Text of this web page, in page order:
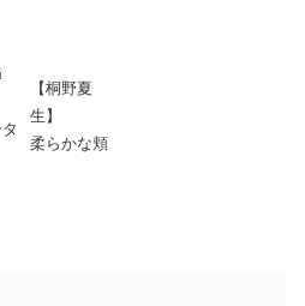
【桐野夏
生】
柔らかな頬